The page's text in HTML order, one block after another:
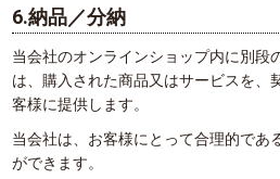
6.納品／分納
当会社のオンラインショップ内に別段
は、購入された商品又はサービスを、
客様に提供します。
当会社は、お客様にとって合理的であ
ができます。